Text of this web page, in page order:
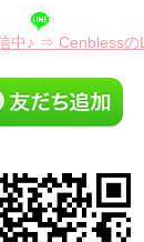
中♪ ⇒ Cenblessの